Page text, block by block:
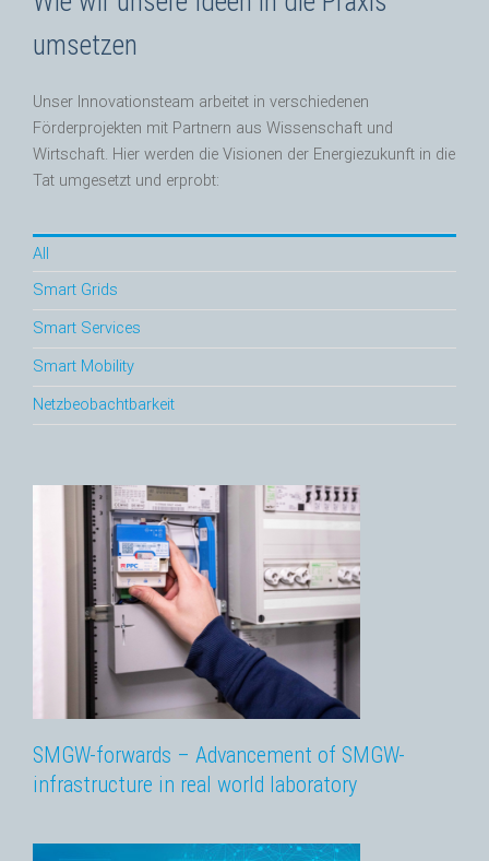
umsetzen
Unser Innovationsteam arbeitet in verschiedenen
Förderprojekten mit Partnern aus Wissenschaft und
Wirtschaft. Hier werden die Visionen der Energiezukunft in die
Tat umgesetzt und erprobt:
All
Smart Grids
Smart Services
Smart Mobility
Netzbeobachtbarkeit
SMGW-forwards – Advancement of SMGW-
infrastructure in real world laboratory